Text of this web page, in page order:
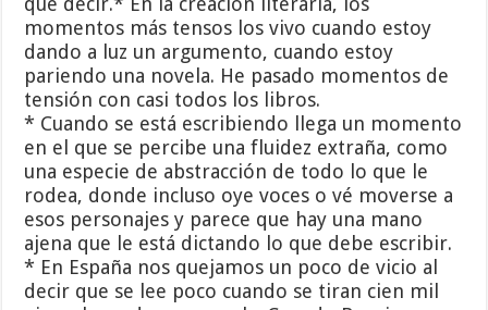
momentos más tensos los vivo cuando estoy
dando a luz un argumento, cuando estoy
pariendo una novela. He pasado momentos de
tensión con casi todos los libros.
* Cuando se está escribiendo llega un momento
en el que se percibe una fluidez extraña, como
una especie de abstracción de todo lo que le
rodea, donde incluso oye voces o vé moverse a
esos personajes y parece que hay una mano
ajena que le está dictando lo que debe escribir.
* En España nos quejamos un poco de vicio al
decir que se lee poco cuando se tiran cien mil